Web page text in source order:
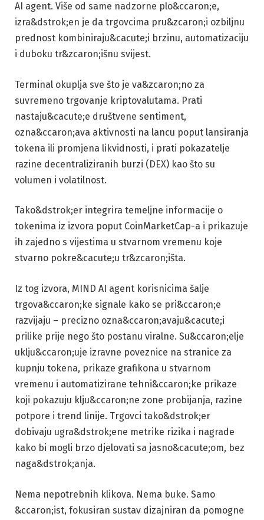
AI agent. Više od same nadzorne plo&ccaron;e,
izra&dstrok;en je da trgovcima pru&zcaron;i ozbiljnu
prednost kombiniraju&cacute;i brzinu, automatizaciju
i duboku tr&zcaron;išnu svijest.
Terminal okuplja sve što je va&zcaron;no za
suvremeno trgovanje kriptovalutama. Prati
nastaju&cacute;e društvene sentiment,
ozna&ccaron;ava aktivnosti na lancu poput lansiranja
tokena ili promjena likvidnosti, i prati pokazatelje
razine decentraliziranih burzi (DEX) kao što su
volumen i volatilnost.
Tako&dstrok;er integrira temeljne informacije o
tokenima iz izvora poput CoinMarketCap-a i prikazuje
ih zajedno s vijestima u stvarnom vremenu koje
stvarno pokre&cacute;u tr&zcaron;išta.
Iz tog izvora, MIND AI agent korisnicima šalje
trgova&ccaron;ke signale kako se pri&ccaron;e
razvijaju – precizno ozna&ccaron;avaju&cacute;i
prilike prije nego što postanu viralne. Su&ccaron;elje
uklju&ccaron;uje izravne poveznice na stranice za
kupnju tokena, prikaze grafikona u stvarnom
vremenu i automatizirane tehni&ccaron;ke prikaze
koji pokazuju klju&ccaron;ne zone probijanja, razine
potpore i trend linije. Trgovci tako&dstrok;er
dobivaju ugra&dstrok;ene metrike rizika i nagrade
kako bi mogli brzo djelovati sa jasno&cacute;om, bez
naga&dstrok;anja.
Nema nepotrebnih klikova. Nema buke. Samo
&ccaron;ist, fokusiran sustav dizajniran da pomogne